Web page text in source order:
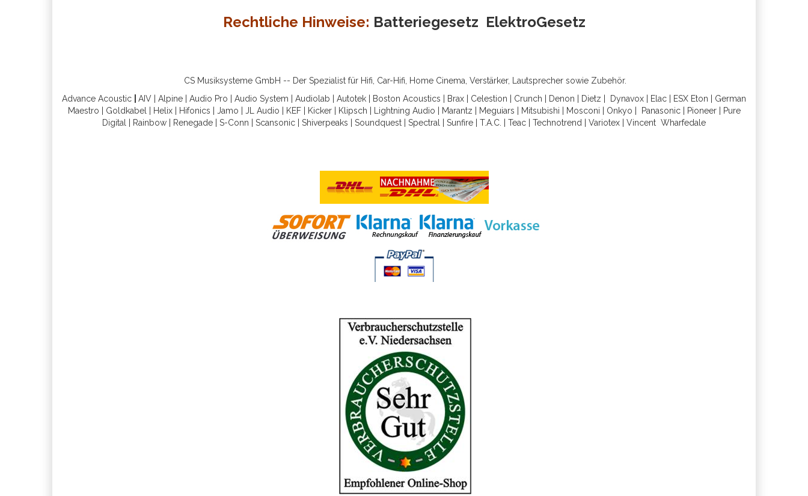
Rechtliche Hinweise: Batteriegesetz ElektroGesetz
CS Musiksysteme GmbH -- Der Spezialist für Hifi, Car-Hifi, Home Cinema, Verstärker, Lautsprecher sowie Zubehör.
Advance Acoustic
AIV Alpine Audio Pro Audio System Audiolab Autotek Boston Acoustics Brax Celestion Crunch Denon Dietz Dynavox Elac ESX Eton
German
Maestro
Goldkabel Helix| Hifonics Jamo JL Audio KEF| Kicker| Klipsch Lightning Audio Marantz Meguiars Mitsubishi Mosconi Onkyo Panasonic| Pioneer|
Pure
Digital
Rainbow Renegade S-Conn Scansonic Shiverpeaks Soundquest Spectral Sunfire T.A.C. Teac Technotrend Variotex Vincent Wharfedal e